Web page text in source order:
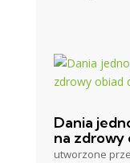
Dania
na zdrowy
utworzone